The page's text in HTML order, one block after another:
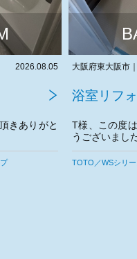
2026.08.04
きありがと
。
大阪府泉大津市
浴室リフ
K様、この度
うございました
TOTO／WYシリ